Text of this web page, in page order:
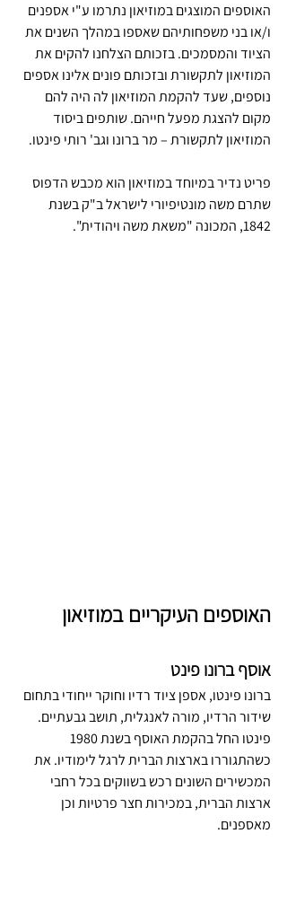
האוספים המוצגים במוזיאון נתרמו ע"י אספנים
ו/או בני משפחותיהם שאספו במהלך השנים את
הציוד והמסמכים. בזכותם הצלחנו להקים את
המוזיאון לתקשורת ובזכותם פונים אלינו אספים
נוספים, שעד להקמת המוזיאון לה היה להם
מקום להצגת מפעל חייהם. שותפים ביסוד
המוזיאון לתקשורת – מר ברונו וגב' רותי פינטו.
פריט נדיר במיוחד במוזיאון הוא מכבש הדפוס
שתרם משה מונטיפיורי לישראל ב"ק בשנת
1842, המכונה "משאת משה ויהודית".
האוספים העיקריים במוזיאון
אוסף ברונו פינט
ברונו פינטו, אספן ציוד רדיו וחוקר ייחודי בתחום
שידור הרדיו, מורה לאנגלית, תושב גבעתיים.
כשהתגוררו בארצות הברית לרגל לימודיו. את
המכשירים השונים רכש בשווקים בכל רחבי
ארצות הברית, במכירות חצר פרטיות וכן
מאספנים.